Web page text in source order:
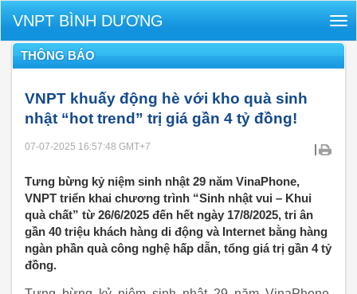
VNPT BÌNH DƯƠNG
THÔNG BÁO
VNPT khuấy động hè với kho quà sinh
nhật “hot trend” trị giá gần 4 tỷ đồng!
07-07-2025 16:57:48 GMT+7 |
Tưng bừng kỷ niệm sinh nhật 29 năm VinaPhone,
VNPT triển khai chương trình “Sinh nhật vui – Khui
quà chất” từ 26/6/2025 đến hết ngày 17/8/2025, tri ân
gần 40 triệu khách hàng di động và Internet bằng hàng
ngàn phần quà công nghệ hấp dẫn, tổng giá trị gần 4 tỷ
đồng.